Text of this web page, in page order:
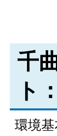
千
ト
環境